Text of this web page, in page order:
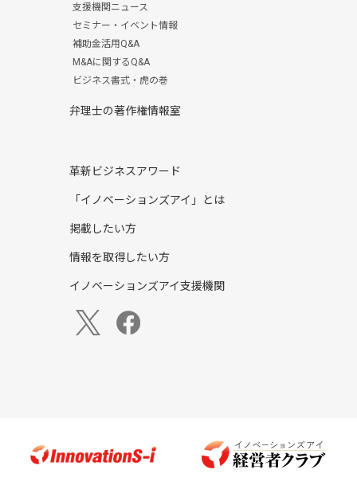
支援機関ニュース
セミナー・イベント情報
補助金活用Q&A
M&Aに関するQ&A
ビジネス書式・虎の巻
弁理士の著作権情報室
革新ビジネスアワード
「イノベーションズアイ」とは
掲載したい方
情報を取得したい方
イノベーションズアイ支援機関